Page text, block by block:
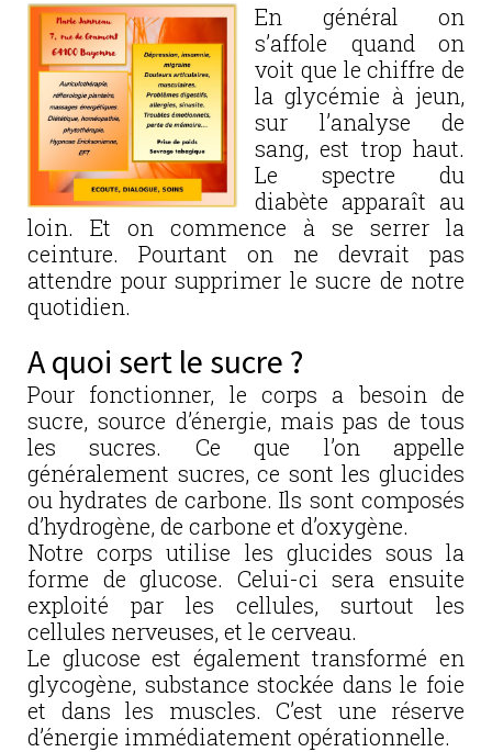
En général on
s’affole quand on
voit que le chiffre de
la glycémie à jeun,
sur l’analyse de
sang, est trop haut.
Le spectre du
diabète apparaît au
loin. Et on commence à se serrer la
ceinture. Pourtant on ne devrait pas
attendre pour supprimer le sucre de notre
quotidien.
A quoi sert le sucre ?
Pour fonctionner, le corps a besoin de
sucre, source d’énergie, mais pas de tous
les sucres. Ce que l’on appelle
généralement sucres, ce sont les glucides
ou hydrates de carbone. Ils sont composés
d’hydrogène, de carbone et d’oxygène.
Notre corps utilise les glucides sous la
forme de glucose. Celui-ci sera ensuite
exploité par les cellules, surtout les
cellules nerveuses, et le cerveau.
Le glucose est également transformé en
glycogène, substance stockée dans le foie
et dans les muscles. C’est une réserve
d’énergie immédiatement opérationnelle.